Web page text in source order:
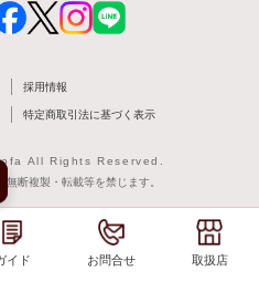
イド お問合せ 取扱店
採用情報
特定商取引法に基づく表示
All Rights Reserved.
断複製・転載等を禁じます。
イド お問合せ 取扱店